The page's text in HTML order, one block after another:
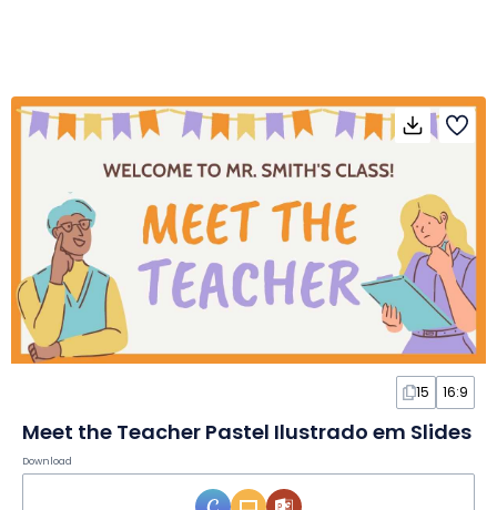
15 16:9
Meet the Teacher Pastel Ilustrado em Slides
Download